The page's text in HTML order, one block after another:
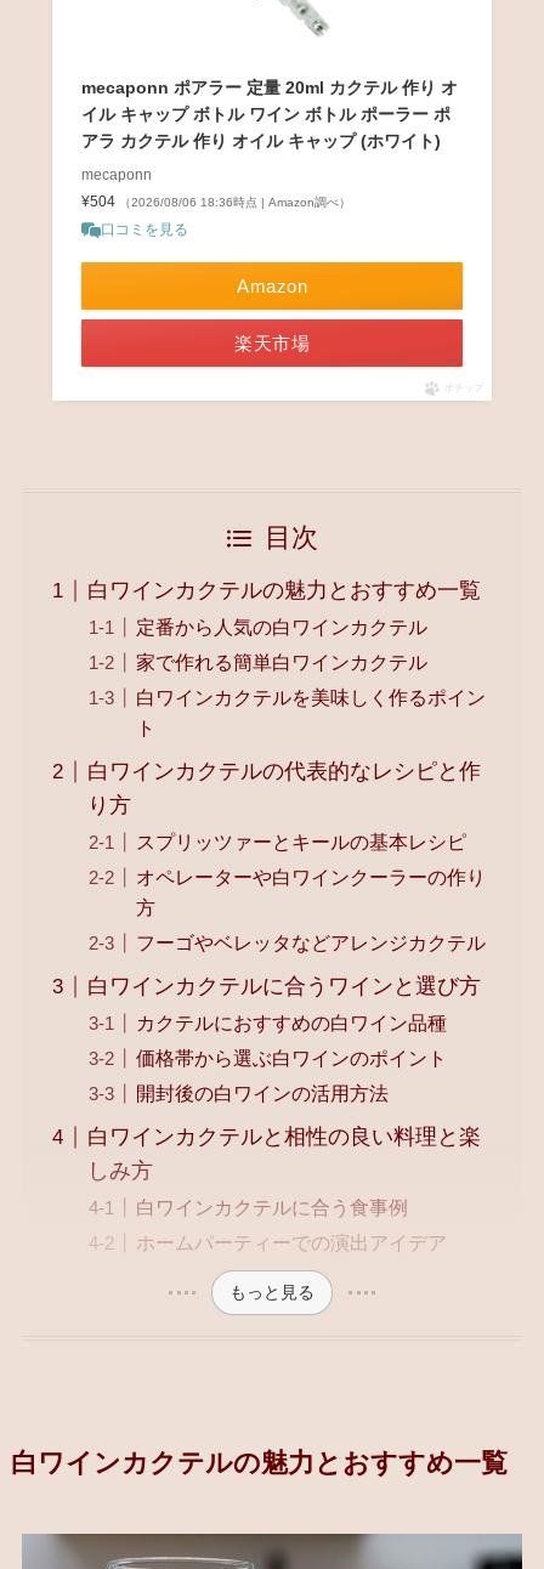
mecaponn ポアラー 定量 20ml カクテル 作り オ
イル キャップ ボトル ワイン ボトル ポーラー ポ
アラ カクテル 作り オイル キャップ (ホワイト)
mecaponn
¥504
（2026/08/06 18:36時点 | Amazon調べ）
口コミを見る
Amazon
楽天市場
ポチップ
目次
白ワインカクテルの魅力とおすすめ一覧
定番から人気の白ワインカクテル
家で作れる簡単白ワインカクテル
白ワインカクテルを美味しく作るポイン
ト
白ワインカクテルの代表的なレシピと作
り方
スプリッツァーとキールの基本レシピ
オペレーターや白ワインクーラーの作り
方
フーゴやベレッタなどアレンジカクテル
白ワインカクテルに合うワインと選び方
カクテルにおすすめの白ワイン品種
価格帯から選ぶ白ワインのポイント
開封後の白ワインの活用方法
白ワインカクテルと相性の良い料理と楽
しみ方
白ワインカクテルに合う食事例
ホームパーティーでの演出アイデア
もっと見る
白ワインカクテルの魅力とおすすめ一覧